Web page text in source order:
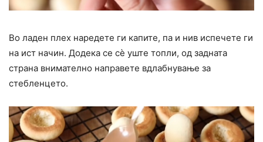
Во ладен плех наредете ги капите, па и нив испечете ги
на ист начин. Додека се сѐ уште топли, од задната
страна внимателно направете вдлабнување за
стебленцето.